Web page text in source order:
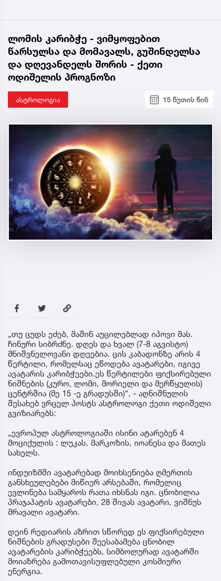
ლომის კარიბჭე - ვიმყოფებით
წარსულსა და მომავალს, გუშინდელსა
და დღევანდელს შორის - ქეთი
ოდიშელის პროგნოზი
ასტროლოგია 15 წუთის წინ
„თუ ცუდს ეძებ, მაშინ აუცილებლად იპოვი მას.
ჩინური სიბრძნე. დღეს და ხვალ (7-8 აგვისტო)
მნიშვნელოვანი დღეებია. ცის კაბადონზე არის 4
წერტილი, რომელსაც ეწოდება ავატარები, იგივე
ავატარის კარიბჭეები.ეს წერტილები ფიქსირებული
ნიშნების (კურო, ლომი, მორიელი და მერწყულის)
ცენტრშია (მე 15 -ე გრადუსში)“, - აღნიშნულის
შესახებ ვრცელ პოსტს ასტროლოგი ქეთი ოდიშელი
გვიზიარებს:
„ევროპულ ასტროლოგიაში ისინი ატარებენ 4
მოციქულის : ლუკას, მარკოზის, იოანესა და მათეს
სახელს.
ინდუიზმში ავატარებად მოიხსენიება ღმერთის
განსხეულებები მიწიერ არსებაში, რომელიც
ევლინება სამყაროს რათა იხსნას იგი. ცნობილია
პრაჯაპატის ავატარები, 28 შივას ავატარი, ვიშნუს
მრავალი ავატარი.
დეინ რედიარის აზრით სწორედ ეს ფიქსირებული
ნიშნების გრადუსები შეესაბამება ცნობილ
ავატარების კარიბჭეებს, სიმბოლურად ავატარში
მოიაზრება გამოთავისუფლებული კოსმიური
ენერგია.